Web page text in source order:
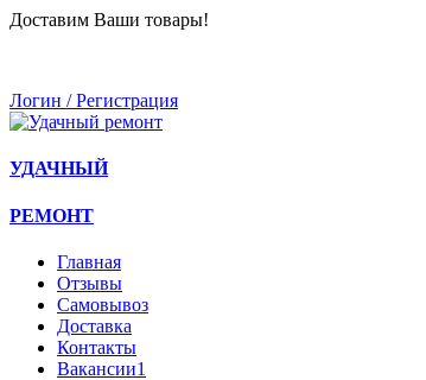
Доставим Ваши товары!
Логин / Регистрация
УДАЧНЫЙ
РЕМОНТ
Главная
Отзывы
Самовывоз
Доставка
Контакты
Вакансии1